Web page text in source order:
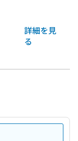
詳細を見
る